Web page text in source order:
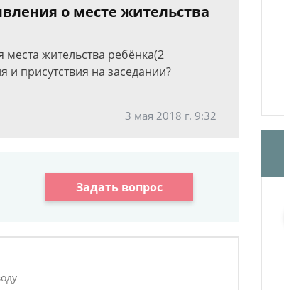
о месте жительства
жительства ребёнка(2
и присутствия на заседании?
3 мая 2018 г. 9:32
Задать вопрос